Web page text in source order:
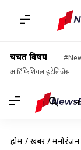
चर्चित विषय
आर्टिफिशियल इंटेलिजेंस
होम / खबरें /